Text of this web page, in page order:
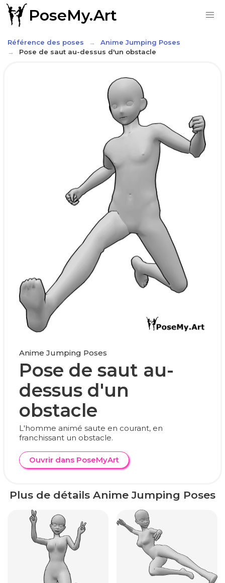
PoseMy.Art
Référence des poses
Anime Jumping Poses
Pose de saut au-dessus d'un obstacle
Anime Jumping Poses
Pose de saut au-
dessus d'un
obstacle
L'homme animé saute en courant, en
franchissant un obstacle.
Ouvrir dans PoseMyArt
Plus de détails Anime Jumping Poses